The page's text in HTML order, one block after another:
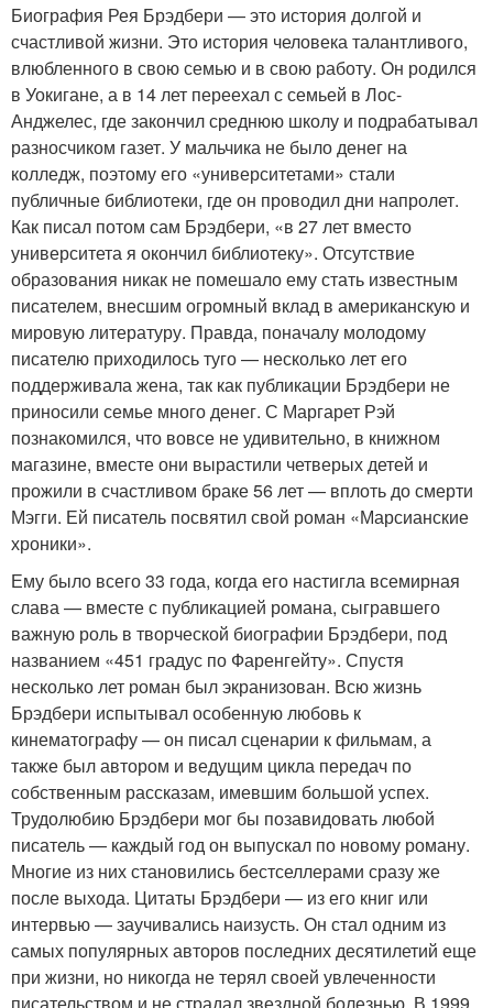
Биография Рея Брэдбери — это история долгой и
счастливой жизни. Это история человека талантливого,
влюбленного в свою семью и в свою работу. Он родился
в Уокигане, а в 14 лет переехал с семьей в Лос-
Анджелес, где закончил среднюю школу и подрабатывал
разносчиком газет. У мальчика не было денег на
колледж, поэтому его «университетами» стали
публичные библиотеки, где он проводил дни напролет.
Как писал потом сам Брэдбери, «в 27 лет вместо
университета я окончил библиотеку». Отсутствие
образования никак не помешало ему стать известным
писателем, внесшим огромный вклад в американскую и
мировую литературу. Правда, поначалу молодому
писателю приходилось туго — несколько лет его
поддерживала жена, так как публикации Брэдбери не
приносили семье много денег. С Маргарет Рэй
познакомился, что вовсе не удивительно, в книжном
магазине, вместе они вырастили четверых детей и
прожили в счастливом браке 56 лет — вплоть до смерти
Мэгги. Ей писатель посвятил свой роман «Марсианские
хроники».
Ему было всего 33 года, когда его настигла всемирная
слава — вместе с публикацией романа, сыгравшего
важную роль в творческой биографии Брэдбери, под
названием «451 градус по Фаренгейту». Спустя
несколько лет роман был экранизован. Всю жизнь
Брэдбери испытывал особенную любовь к
кинематографу — он писал сценарии к фильмам, а
также был автором и ведущим цикла передач по
собственным рассказам, имевшим большой успех.
Трудолюбию Брэдбери мог бы позавидовать любой
писатель — каждый год он выпускал по новому роману.
Многие из них становились бестселлерами сразу же
после выхода. Цитаты Брэдбери — из его книг или
интервью — заучивались наизусть. Он стал одним из
самых популярных авторов последних десятилетий еще
при жизни, но никогда не терял своей увлеченности